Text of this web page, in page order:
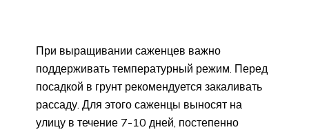
При выращивании саженцев важно
поддерживать температурный режим. Перед
посадкой в грунт рекомендуется закаливать
рассаду. Для этого саженцы выносят на
улицу в течение 7-10 дней, постепенно